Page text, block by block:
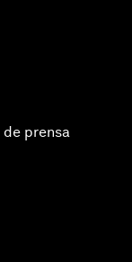
prensa